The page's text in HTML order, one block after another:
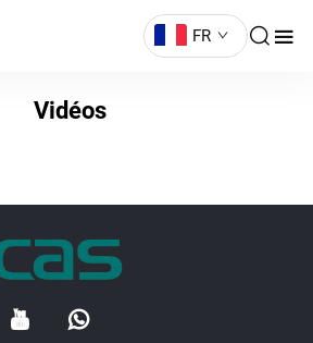
FR
Vidéos